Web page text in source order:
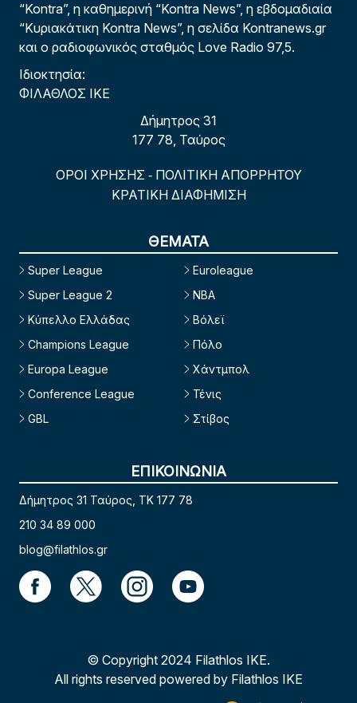
“Kontra”, η καθημερινή “Kontra News”, η εβδομαδιαία
“Κυριακάτικη Kontra News”, η σελίδα Kontranews.gr
και ο ραδιοφωνικός σταθμός Love Radio 97,5.
Ιδιοκτησία:
ΦΙΛΑΘΛΟΣ ΙΚΕ
Δήμητρος 31
177 78, Ταύρος
ΟΡΟΙ ΧΡΗΣΗΣ - ΠΟΛΙΤΙΚΗ ΑΠΟΡΡΗΤΟΥ
ΚΡΑΤΙΚΗ ΔΙΑΦΗΜΙΣΗ
ΘΕΜΑΤΑ
Super League
Super League 2
Κύπελλο Ελλάδας
Champions League
Europa League
Conference League
GBL
Euroleague
NBA
Βόλεϊ
Πόλο
Χάντμπολ
Τένις
Στίβος
ΕΠΙΚΟΙΝΩΝΙΑ
Δήμητρος 31 Ταύρος, TK 177 78
210 34 89 000
blog@filathlos.gr
© Copyright 2024 Filathlos ΙΚΕ.
All rights reserved powered by Filathlos ΙΚΕ